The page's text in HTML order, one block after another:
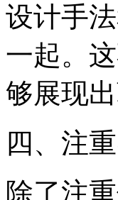
设计手
一起。
够展现
四、注
除了注